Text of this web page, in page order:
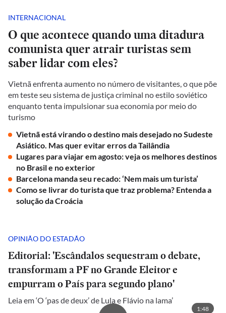
INTERNACIONAL
O que acontece quando uma ditadura
comunista quer atrair turistas sem
saber lidar com eles?
Vietnã enfrenta aumento no número de visitantes, o que põe
em teste seu sistema de justiça criminal no estilo soviético
enquanto tenta impulsionar sua economia por meio do
turismo
Vietnã está virando o destino mais desejado no Sudeste
Asiático. Mas quer evitar erros da Tailândia
Lugares para viajar em agosto: veja os melhores destinos
no Brasil e no exterior
Barcelona manda seu recado: ‘Nem mais um turista’
Como se livrar do turista que traz problema? Entenda a
solução da Croácia
OPINIÃO DO ESTADÃO
Editorial: 'Escândalos sequestram o debate,
transformam a PF no Grande Eleitor e
empurram o País para segundo plano'
Leia em ‘O ‘pas de deux’ de Lula e Flávio na lama’
1:48